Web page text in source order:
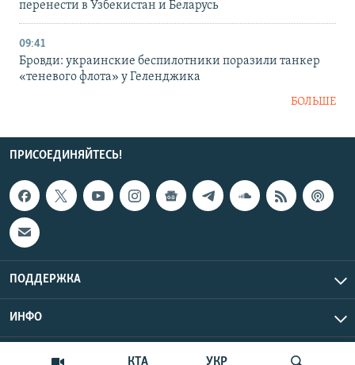
КТА УКР
перенести в Узбекистан и Беларусь
09:41
Бровди: украинские беспилотники поразили танкер
«теневого флота» у Геленджика
БОЛЬШЕ
ПРИСОЕДИНЯЙТЕСЬ!
ПОДДЕРЖКА
ИНФО
Copyright Крым.Реалии, 2026 | Все права защищены.
UTC+3